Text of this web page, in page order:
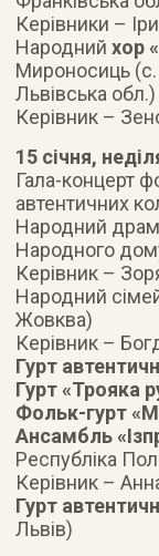
Керівники –
Народнийхор
Мироносиць (с.
Львівська обл.)
Керівник –
15 січня,
Гала-концерт
автентичних
Народний
Народного
Керівник –
Народний
Жовква)
Керівник –
Гурт
Гурт «Трояка
Фольк-гурт
Ансамбль
Республіка
Керівник –
Гурт
Львів)